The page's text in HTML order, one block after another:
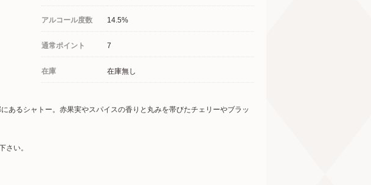
アルコール度数 14.5%
通常ポイント 7
在庫 在庫無し
あるシャトー。赤果実やスパイスの香りと丸みを帯びたチェリーやブラッ
さい。